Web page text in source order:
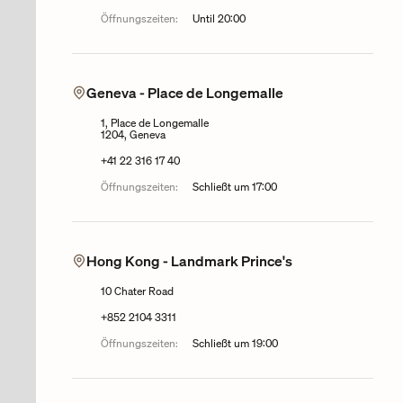
Öffnungszeiten: Until 20:00
Geneva - Place de Longemalle
1, Place de Longemalle
1204, Geneva
+41 22 316 17 40
Öffnungszeiten:
Schließt um 17:00
Hong Kong - Landmark Prince's
10 Chater Road
+852 2104 3311
Öffnungszeiten:
Schließt um 19:00